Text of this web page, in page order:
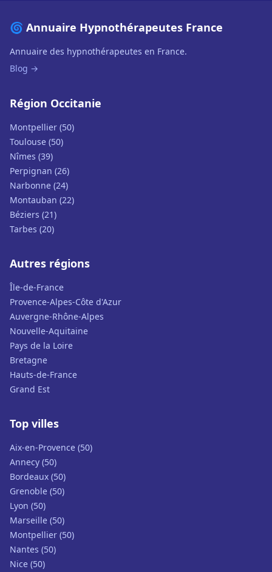
🌀 Annuaire Hypnothérapeutes France
Annuaire des hypnothérapeutes en France.
Blog →
Région Occitanie
Montpellier (50)
Toulouse (50)
Nîmes (39)
Perpignan (26)
Narbonne (24)
Montauban (22)
Béziers (21)
Tarbes (20)
Autres régions
Île-de-France
Provence-Alpes-Côte d'Azur
Auvergne-Rhône-Alpes
Nouvelle-Aquitaine
Pays de la Loire
Bretagne
Hauts-de-France
Grand Est
Top villes
Aix-en-Provence (50)
Annecy (50)
Bordeaux (50)
Grenoble (50)
Lyon (50)
Marseille (50)
Montpellier (50)
Nantes (50)
Nice (50)